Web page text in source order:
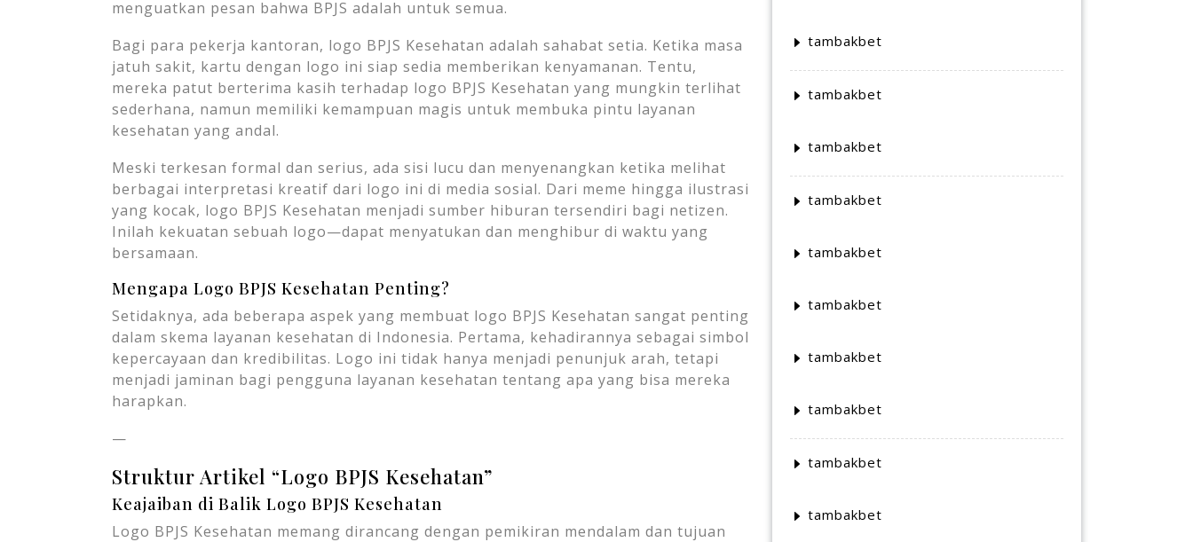
menguatkan pesan bahwa BPJS adalah untuk semua.
Bagi para pekerja kantoran, logo BPJS Kesehatan adalah sahabat setia. Ketika masa
jatuh sakit, kartu dengan logo ini siap sedia memberikan kenyamanan. Tentu,
mereka patut berterima kasih terhadap logo BPJS Kesehatan yang mungkin terlihat
sederhana, namun memiliki kemampuan magis untuk membuka pintu layanan
kesehatan yang andal.
Meski terkesan formal dan serius, ada sisi lucu dan menyenangkan ketika melihat
berbagai interpretasi kreatif dari logo ini di media sosial. Dari meme hingga ilustrasi
yang kocak, logo BPJS Kesehatan menjadi sumber hiburan tersendiri bagi netizen.
Inilah kekuatan sebuah logo—dapat menyatukan dan menghibur di waktu yang
bersamaan.
Mengapa Logo BPJS Kesehatan Penting?
Setidaknya, ada beberapa aspek yang membuat logo BPJS Kesehatan sangat penting
dalam skema layanan kesehatan di Indonesia. Pertama, kehadirannya sebagai simbol
kepercayaan dan kredibilitas. Logo ini tidak hanya menjadi penunjuk arah, tetapi
menjadi jaminan bagi pengguna layanan kesehatan tentang apa yang bisa mereka
harapkan.
—
Struktur Artikel “Logo BPJS Kesehatan”
Keajaiban di Balik Logo BPJS Kesehatan
Logo BPJS Kesehatan memang dirancang dengan pemikiran mendalam dan tujuan
tambakbet
tambakbet
tambakbet
tambakbet
tambakbet
tambakbet
tambakbet
tambakbet
tambakbet
tambakbet